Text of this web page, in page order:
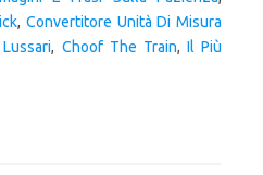
, Convertitore Unità Di Misura
, Choof The Train, Il Più